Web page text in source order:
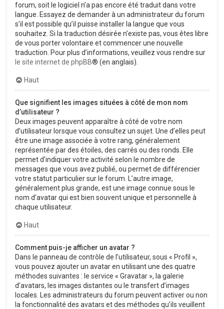
forum, soit le logiciel n’a pas encore été traduit dans votre
langue. Essayez de demander à un administrateur du forum
s’il est possible qu’il puisse installer la langue que vous
souhaitez. Si la traduction désirée n’existe pas, vous êtes libre
de vous porter volontaire et commencer une nouvelle
traduction. Pour plus d’informations, veuillez vous rendre sur
le site internet de phpBB® (en anglais).
Haut
Que signifient les images situées à côté de mon nom
d’utilisateur ?
Deux images peuvent apparaître à côté de votre nom
d’utilisateur lorsque vous consultez un sujet. Une d’elles peut
être une image associée à votre rang, généralement
représentée par des étoiles, des carrés ou des ronds. Elle
permet d’indiquer votre activité selon le nombre de
messages que vous avez publié, ou permet de différencier
votre statut particulier sur le forum. L’autre image,
généralement plus grande, est une image connue sous le
nom d’avatar qui est bien souvent unique et personnelle à
chaque utilisateur.
Haut
Comment puis-je afficher un avatar ?
Dans le panneau de contrôle de l’utilisateur, sous « Profil »,
vous pouvez ajouter un avatar en utilisant une des quatre
méthodes suivantes : le service « Gravatar », la galerie
d’avatars, les images distantes ou le transfert d’images
locales. Les administrateurs du forum peuvent activer ou non
la fonctionnalité des avatars et des méthodes qu’ils veuillent